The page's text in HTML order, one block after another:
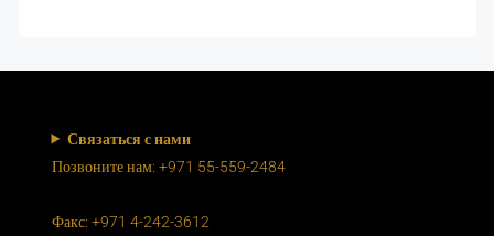
Связаться с нами
Позвоните нам: +971 55-559-2484
Факс: +971 4-242-3612